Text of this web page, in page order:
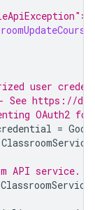
user
See https://
OAuth2
=
ClassroomService
API service.
ClassroomService